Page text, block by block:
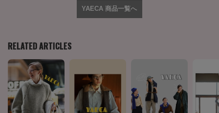
YAECA 商品一覧へ